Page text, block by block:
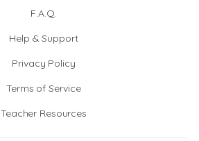
F.A.Q.
Help & Support
Privacy Policy
Terms of Service
Teacher Resources